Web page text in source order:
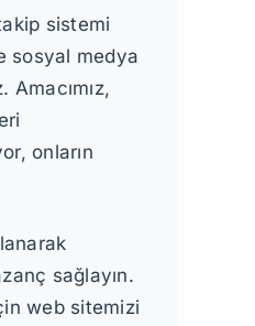
sistemi
sosyal medya
onların
sağlayın.
web sitemizi